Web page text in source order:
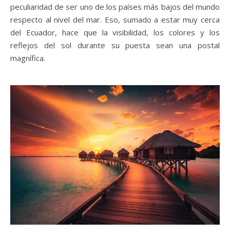
peculiaridad de ser uno de los países más bajos del mundo
respecto al nivel del mar. Eso, sumado a estar muy cerca
del Ecuador, hace que la visibilidad, los colores y los
reflejos del sol durante su puesta sean una postal
magnífica.